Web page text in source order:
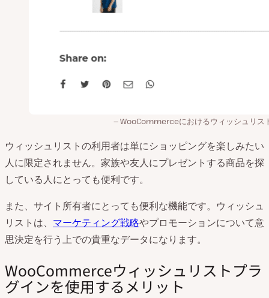
WooCommerceにおけるウィッシュリス
ウィッシュリストの利用者は単にショッピングを楽しみたい
人に限定されません。家族や友人にプレゼントする商品を探
している人にとっても便利です。
また、サイト所有者にとっても便利な機能です。ウィッシュ
リストは、 マーケティング戦略やプロモーションについて意
思決定を行う上での貴重なデータになります。
WooCommerceウィッシュリストプラ
グインを使用するメリット